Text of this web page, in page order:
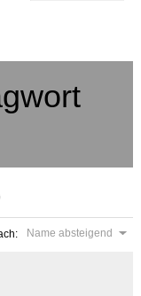
Name absteigend